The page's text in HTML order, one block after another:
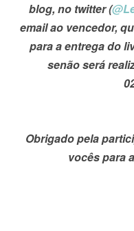
blog, no twitter (
email ao vencedor,
para a entrega do
senão será
Obrigado pela
vocês para